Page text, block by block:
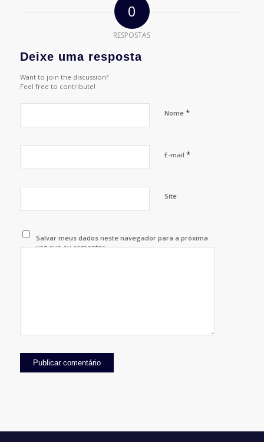
0
RESPOSTAS
Deixe uma resposta
Want to join the discussion?
Feel free to contribute!
Nome *
E-mail *
Site
Salvar meus dados neste navegador para a próxima
vez que eu comentar.